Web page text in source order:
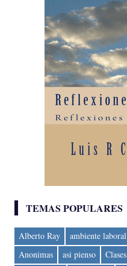
TEMAS POPULARES
Alberto Ray ambiente laboral
Anonimas
asi pienso Clases